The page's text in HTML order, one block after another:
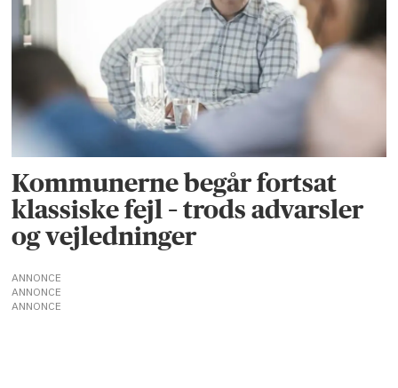
Kommunerne begår fortsat
klassiske fejl – trods advarsler
og vejledninger
ANNONCE
ANNONCE
ANNONCE